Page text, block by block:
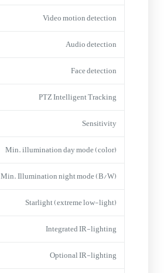
Video motion detection
Audio detection
Face detection
PTZ Intelligent Tracking
Sensitivity
Min. illumination day mode (color)
Min. Illumination night mode (B/W)
Starlight (extreme low-light)
Integrated IR-lighting
Optional IR-lighting